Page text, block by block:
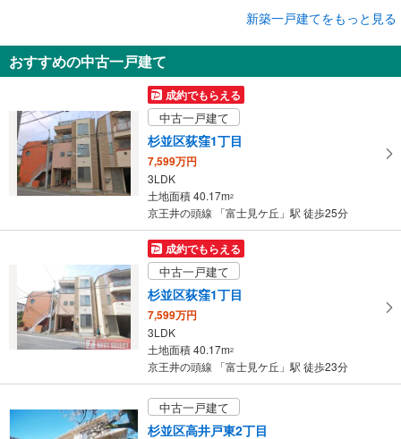
杉並区宮前5丁目
1億3,980万円
4LDK
土地面積 114.01m2
京王井の頭線 「富士見ケ丘」駅 徒歩19分
新築一戸建てをもっと見る
おすすめの中古一戸建て
成約でもらえる
中古一戸建て
杉並区荻窪1丁目
7,599万円
3LDK
土地面積 40.17m2
京王井の頭線 「富士見ケ丘」駅 徒歩25分
成約でもらえる
中古一戸建て
杉並区荻窪1丁目
7,599万円
3LDK
土地面積 40.17m2
京王井の頭線 「富士見ケ丘」駅 徒歩23分
中古一戸建て
杉並区高井戸東2丁目